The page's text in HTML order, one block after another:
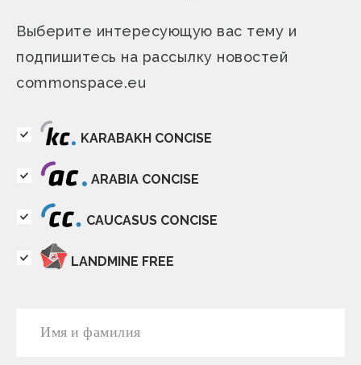
Выберите интересующую вас тему и
подпишитесь на рассылку новостей
commonspace.eu
KARABAKH CONCISE
ARABIA CONCISE
CAUCASUS CONCISE
LANDMINE FREE